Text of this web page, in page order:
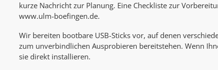
kurze Nachricht zur Planung. Eine Checkliste zur
www.ulm-boefingen.de.
Wir bereiten bootbare USB-Sticks vor, auf denen
zum unverbindlichen Ausprobieren bereitstehen. Wenn
sie direkt installieren.